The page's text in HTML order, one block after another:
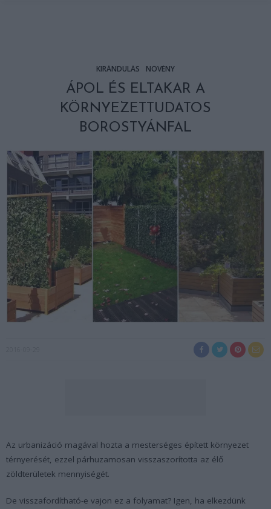
KIRÁNDULÁS NÖVÉNY
ÁPOL ÉS ELTAKAR A
KÖRNYEZETTUDATOS
BOROSTYÁNFAL
Az urbanizáció magával hozta a mesterséges épített környezet
térnyerését, ezzel párhuzamosan visszaszorította az élő
zöldterületek mennyiségét.
De visszafordítható-e vajon ez a folyamat? Igen, ha elkezdünk